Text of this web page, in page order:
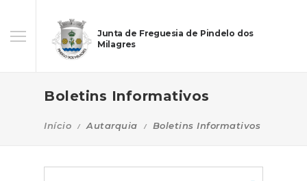
Junta de Freguesia de Pindelo dos
Milagres
Boletins Informativos
Início Autarquia Boletins Informativos